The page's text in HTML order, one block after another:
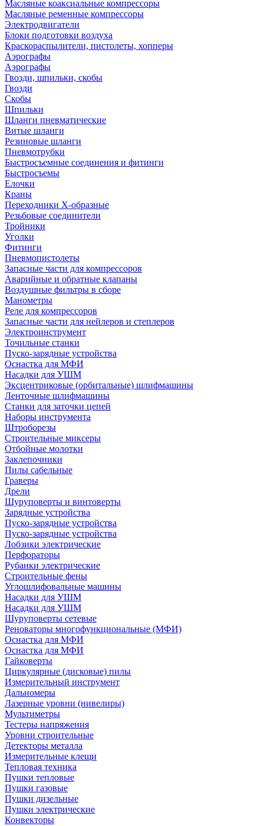
Масляные коаксиальные компрессоры
Масляные ременные компрессоры
Электродвигатели
Блоки подготовки воздуха
Краскораспылители, пистолеты, хопперы
Аэрографы
Аэрографы
Гвозди, шпильки, скобы
Гвозди
Скобы
Шпильки
Шланги пневматические
Витые шланги
Резиновые шланги
Пневмотрубки
Быстросъемные соединения и фитинги
Быстросъемы
Елочки
Краны
Переходники Х-образные
Резьбовые соединители
Тройники
Уголки
Фитинги
Пневмопистолеты
Запасные части для компрессоров
Аварийные и обратные клапаны
Воздушные фильтры в сборе
Манометры
Реле для компрессоров
Запасные части для нейлеров и степлеров
Электроинструмент
Точильные станки
Пуско-зарядные устройства
Оснастка для МФИ
Насадки для УШМ
Эксцентриковые (орбитальные) шлифмашины
Ленточные шлифмашины
Станки для заточки цепей
Наборы инструмента
Штроборезы
Строительные миксеры
Отбойные молотки
Заклепочники
Пилы сабельные
Граверы
Дрели
Шуруповерты и винтоверты
Зарядные устройства
Пуско-зарядные устройства
Пуско-зарядные устройства
Лобзики электрические
Перфораторы
Рубанки электрические
Строительные фены
Углошлифовальные машины
Насадки для УШМ
Насадки для УШМ
Шуруповерты сетевые
Реноваторы многофункциональные (МФИ)
Оснастка для МФИ
Оснастка для МФИ
Гайковерты
Циркулярные (дисковые) пилы
Измерительный инструмент
Дальномеры
Лазерные уровни (нивелиры)
Мультиметры
Тестеры напряжения
Уровни строительные
Детекторы металла
Измерительные клещи
Тепловая техника
Пушки тепловые
Пушки газовые
Пушки дизельные
Пушки электрические
Конвекторы